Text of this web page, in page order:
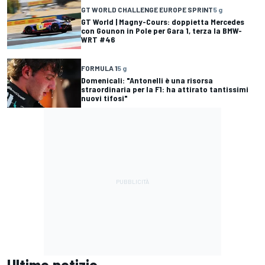
GT WORLD CHALLENGE EUROPE SPRINT5 g
GT World | Magny-Cours: doppietta Mercedes
con Gounon in Pole per Gara 1, terza la BMW-
WRT #46
FORMULA 15 g
Domenicali: "Antonelli è una risorsa
straordinaria per la F1: ha attirato tantissimi
nuovi tifosi"